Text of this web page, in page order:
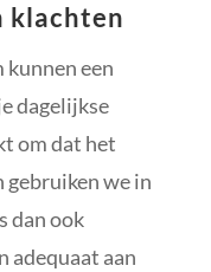
klachten
kunnen een
dagelijkse
om dat het
gebruiken we in
dan ook
adequaat aan